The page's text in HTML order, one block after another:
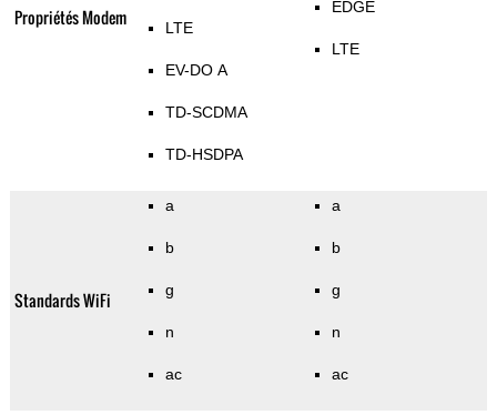
Propriétés Modem LTE
EV-DO A
TD-SCDMA
TD-HSDPA
EDGE
LTE
Standards WiFi
a
b
g
n
ac
a
b
g
n
ac